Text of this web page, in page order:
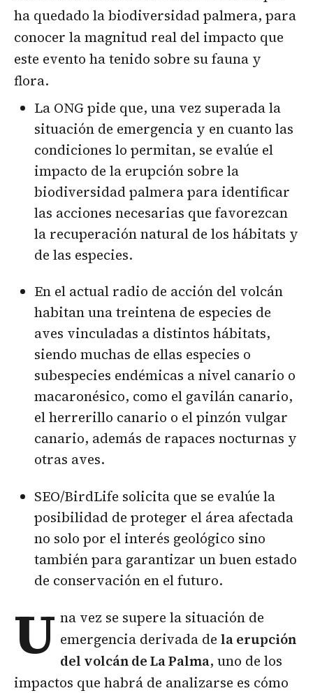
ha quedado la biodiversidad palmera, para
conocer la magnitud real del impacto que
este evento ha tenido sobre su fauna y
flora.
La ONG pide que, una vez superada la
situación de emergencia y en cuanto las
condiciones lo permitan, se evalúe el
impacto de la erupción sobre la
biodiversidad palmera para identificar
las acciones necesarias que favorezcan
la recuperación natural de los hábitats y
de las especies.
En el actual radio de acción del volcán
habitan una treintena de especies de
aves vinculadas a distintos hábitats,
siendo muchas de ellas especies o
subespecies endémicas a nivel canario o
macaronésico, como el gavilán canario,
el herrerillo canario o el pinzón vulgar
canario, además de rapaces nocturnas y
otras aves.
SEO/BirdLife solicita que se evalúe la
posibilidad de proteger el área afectada
no solo por el interés geológico sino
también para garantizar un buen estado
de conservación en el futuro.
U na vez se supere la situación de
emergencia derivada dela erupción
del volcán de La Palma, uno de los
impactos que habrá de analizarse es cómo